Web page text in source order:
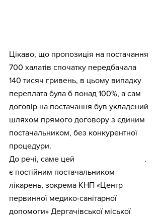
Цікаво, що пропозиція на постачання
700 халатів спочатку передбачала
140 тисяч гривень, в цьому випадку
переплата була б понад 100%, а сам
договір на постачання був укладений
шляхом прямого договору з єдиним
постачальником, без конкурентної
процедури.
До речі, саме цей
.
є постійним постачальником
лікарень, зокрема КНП «Центр
первинної медико-санітарної
допомоги» Дергачівської міської